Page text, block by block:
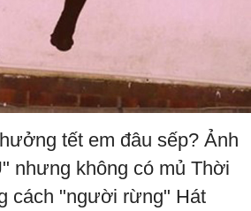
tết em đâu sếp? Ảnh
nhưng không có mủ Thời
cách "người rừng" Hát